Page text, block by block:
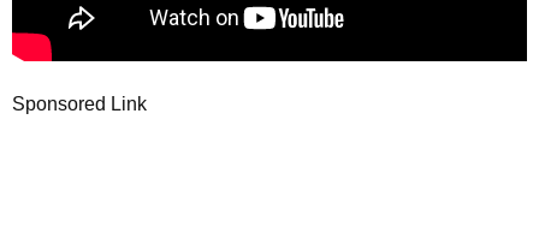
Sponsored Link